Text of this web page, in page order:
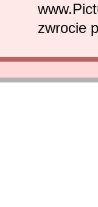
zwrocie